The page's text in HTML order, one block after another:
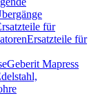
für
Ersatzteile für
Geberit Mapress